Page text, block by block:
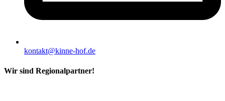
kontakt@kinne-hof.de
Wir sind Regionalpartner!